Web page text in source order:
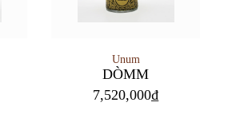
Unum
DÒMM
7,520,000₫